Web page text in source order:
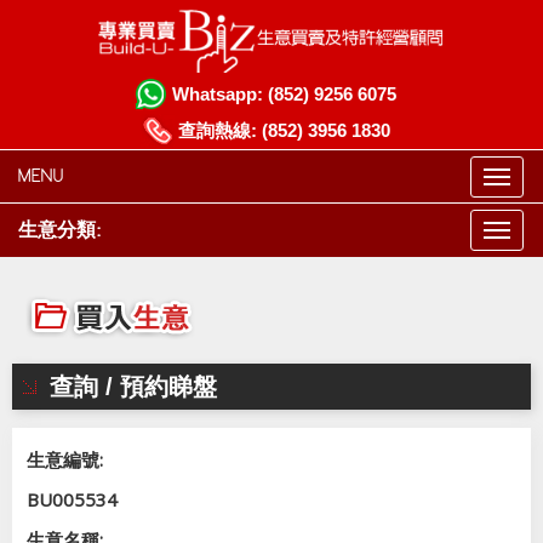
Whatsapp: (852) 9256 6075
查詢熱線: (852) 3956 1830
MENU
生意分類:
查詢 / 預約睇盤
生意編號:
BU005534